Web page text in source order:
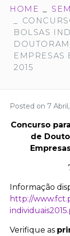
HOME
BOLSAS
EMPRESAS
2015
Posted on 7
Concurso
de
Informação
http://
Verifique as